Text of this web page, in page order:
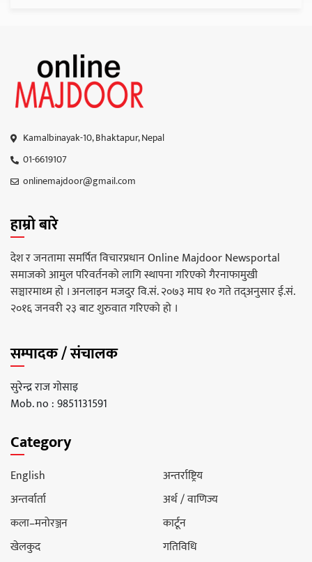
Kamalbinayak-10, Bhaktapur, Nepal
01-6619107
onlinemajdoor@gmail.com
हाम्रो बारे
देश र जनतामा समर्पित विचारप्रधान Online Majdoor Newsportal
समाजको आमुल परिवर्तनको लागि स्थापना गरिएको गैरनाफामुखी
सञ्चारमाध्म हो । अनलाइन मजदुर वि.सं. २०७३ माघ १० गते तद्अनुसार ई.सं.
२०१६ जनवरी २३ बाट शुरुवात गरिएको हो ।
सम्पादक / संचालक
सुरेन्द्र राज गोसाइ
Mob. no : 9851131591
Category
English
अन्तर्राष्ट्रिय
अन्तर्वार्ता
अर्थ / वाणिज्य
कला–मनोरञ्जन
कार्टून
खेलकुद
गतिविधि